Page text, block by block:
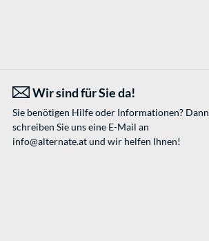
Wir sind für Sie da!
Sie benötigen Hilfe oder Informationen? Dann
schreiben Sie uns eine E-Mail an
info@alternate.atund wir helfen Ihnen!